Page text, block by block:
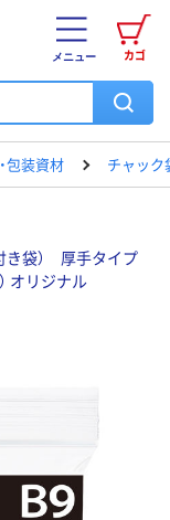
カゴ
メニュー
包装資材 チャック
き袋） 厚手タイプ
リジナル